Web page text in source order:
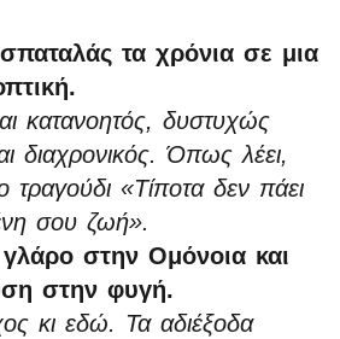
τα χρόνια σε μια
κατανοητός, δυστυχώς
διαχρονικός. Όπως λέει,
«Τίποτα δεν πάει
σου ζωή».
στην Ομόνοια και
στην φυγή.
κι εδώ. Τα αδιέξοδα